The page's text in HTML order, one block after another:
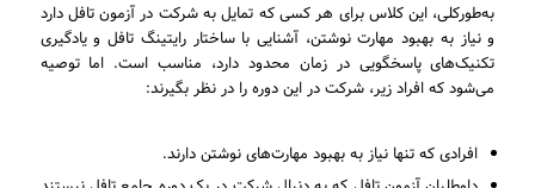
به‌طورکلی، این کلاس برای هر کسی که تمایل به شرکت در آزمون تافل دارد
و نیاز به بهبود مهارت نوشتن، آشنایی با ساختار رایتینگ تافل و یادگیری
تکنیک‌های پاسخگویی در زمان محدود دارد، مناسب است. اما توصیه
می‌شود که افراد زیر، شرکت در این دوره را در نظر بگیرند:
افرادی که تنها نیاز به بهبود مهارت‌های نوشتن دارند.